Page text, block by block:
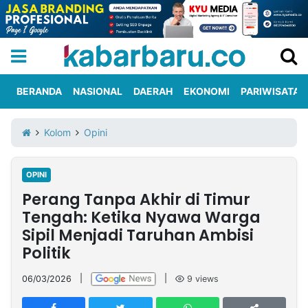
Iklan
Berita
Kami
Nasional
International
Olahraga
Entertainment
Daerah
Pariwisata
Kuliner
Kolom
Network
PT
TREETAN
BERANDA NASIONAL DAERAH EKONOMI PARIWISATA
Kolom Opini
OPINI
Perang Tanpa Akhir di Timur
Tengah: Ketika Nyawa Warga
Sipil Menjadi Taruhan Ambisi
Politik
06/03/2026 9 views